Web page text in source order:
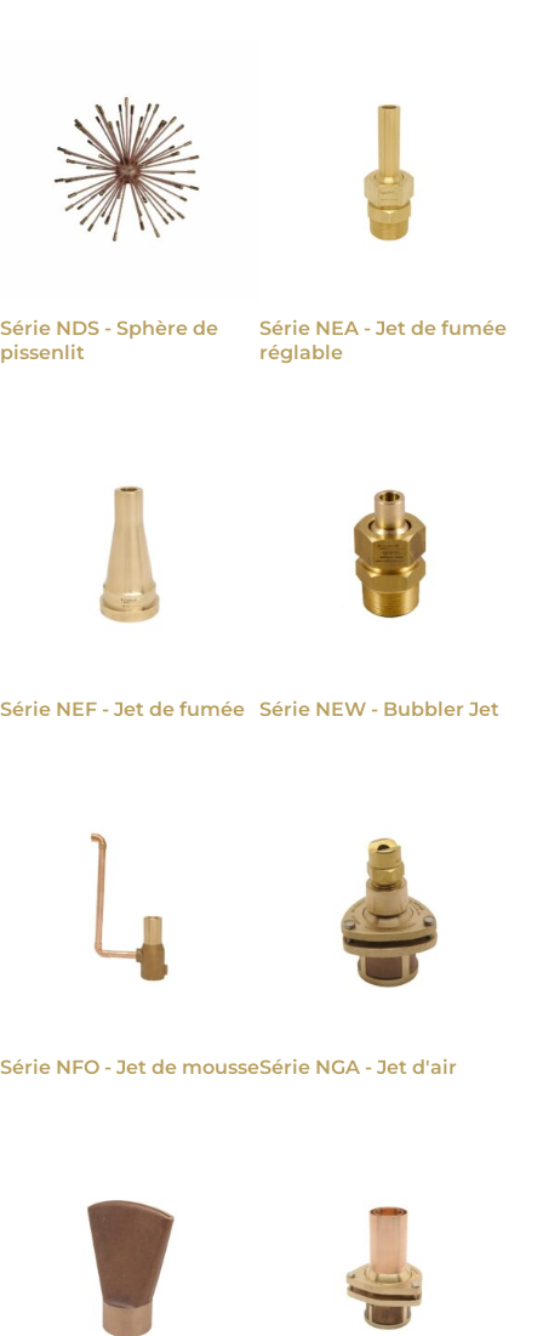
Série NDS - Sphère de
pissenlit
Série NEA - Jet de fumée
réglable
Série NEF - Jet de fumée Série NEW - Bubbler Jet
Série NFO - Jet de mousseSérie NGA - Jet d'air